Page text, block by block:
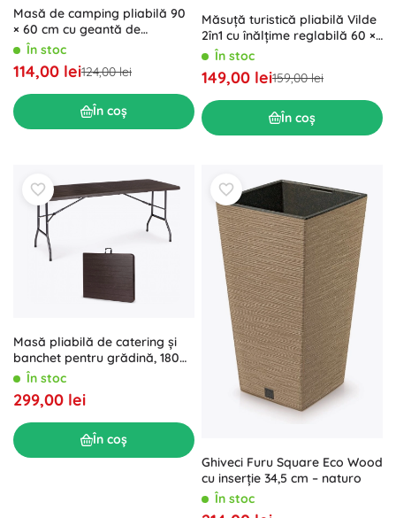
Masă de camping pliabilă 90
× 60 cm cu geantă de
transport MultiGarden
În stoc
114,00 lei124,00 lei
În coș
Măsuță turistică pliabilă Vilde
2în1 cu înălțime reglabilă 60 ×
40 cm
În stoc
149,00 lei159,00 lei
În coș
Masă pliabilă de catering și
banchet pentru grădină, 180
cm, maro MODERNHOME
În stoc
299,00 lei
În coș
Ghiveci Furu Square Eco Wood
cu inserție 34,5 cm – naturo
În stoc